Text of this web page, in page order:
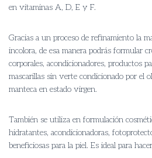
en vitaminas A, D, E y F.
Gracias a un proceso de refinamiento la
incolora, de esa manera podrás formular
corporales, acondicionadores, productos
mascarillas sin verte condicionado por el
manteca en estado virgen.
También se utiliza en formulación
hidratantes, acondicionadoras,
beneficiosas para la piel. Es ideal para